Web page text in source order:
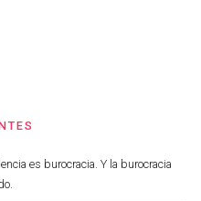
es burocracia. Y la burocracia